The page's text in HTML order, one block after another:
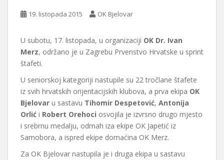
19. listopada 2015 OK Bjelovar
U subotu, 17. listopada, u organizaciji OK Dr. Ivan
Merz, održano je u Zagrebu Prvenstvo Hrvatske u sprint
štafeti.
U seniorskoj kategoriji nastupile su 22 tročlane štafete
iz svih hrvatskih orijentacijskih klubova, a prva ekipa OK
Bjelovar u sastavu Tihomir Despetović, Antonija
Orlić i Robert Orehoci osvojila je izvrsno drugo mjesto
i srebrnu medalju, odmah iza ekipe OK Japetić iz
Samobora, a ispred ekipe domaćina OK Merz.
Za OK Bjelovar nastupila je i druga ekipa u sastavu